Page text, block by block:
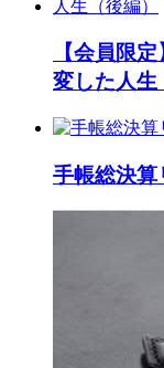
【会員限
変した人生
手帳総決算